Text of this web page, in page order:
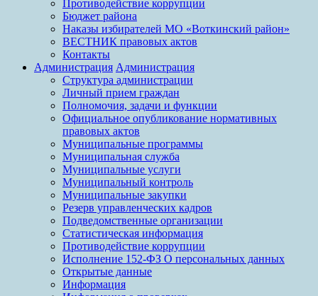
Противодействие коррупции
Бюджет района
Наказы избирателей МО «Воткинский район»
ВЕСТНИК правовых актов
Контакты
Администрация Администрация
Структура администрации
Личный прием граждан
Полномочия, задачи и функции
Официальное опубликование нормативных
правовых актов
Муниципальные программы
Муниципальная служба
Муниципальные услуги
Муниципальный контроль
Муниципальные закупки
Резерв управленческих кадров
Подведомственные организации
Статистическая информация
Противодействие коррупции
Исполнение 152-ФЗ О персональных данных
Открытые данные
Информация